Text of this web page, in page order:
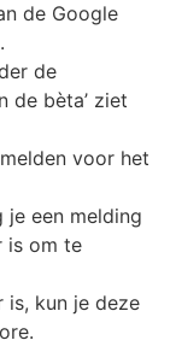
de Google
de
de bèta’ ziet
voor het
je een melding
is om te
is, kun je deze